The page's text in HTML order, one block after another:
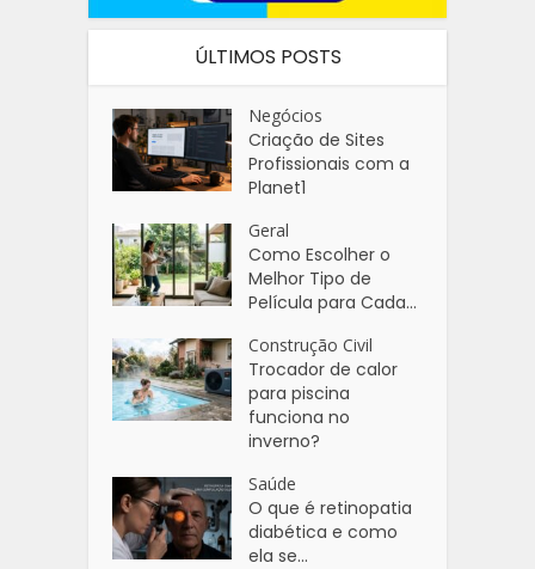
ÚLTIMOS POSTS
Negócios
Criação de Sites
Profissionais com a
Planet1
Geral
Como Escolher o
Melhor Tipo de
Película para Cada...
Construção Civil
Trocador de calor
para piscina
funciona no
inverno?
Saúde
O que é retinopatia
diabética e como
ela se...